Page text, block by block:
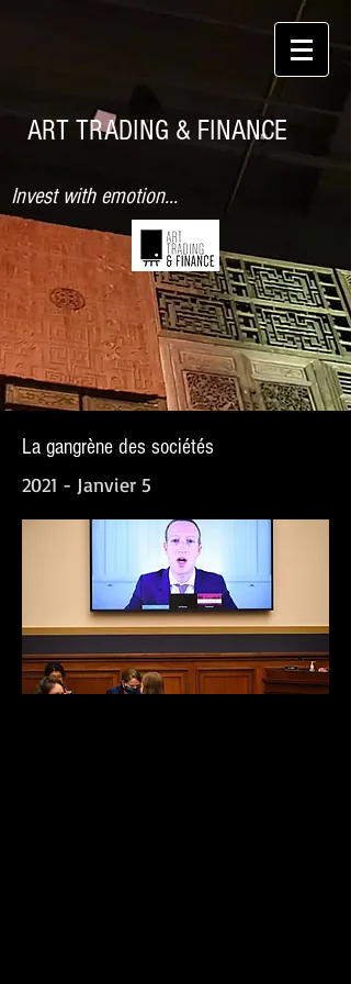
ART TRADING & FINANCE
Invest with emotion...
La gangrène des sociétés
2021 - Janvier 5